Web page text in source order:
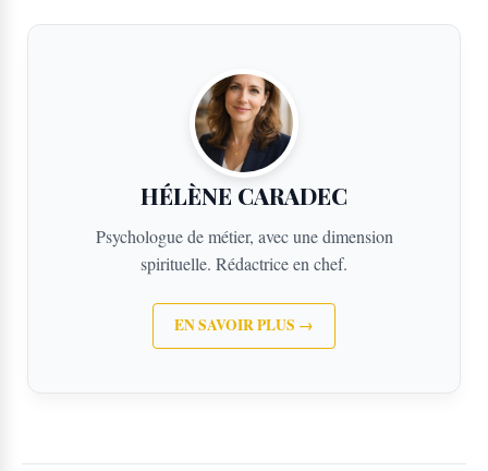
HÉLÈNE CARADEC
Psychologue de métier, avec une dimension
spirituelle. Rédactrice en chef.
EN SAVOIR PLUS →